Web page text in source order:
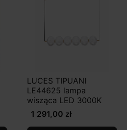
LUCES TIPUANI
LE44625 lampa
wisząca LED 3000K
1 291,00 zł